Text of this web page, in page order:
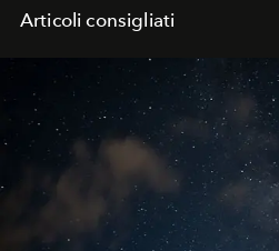
Articoli consigliati